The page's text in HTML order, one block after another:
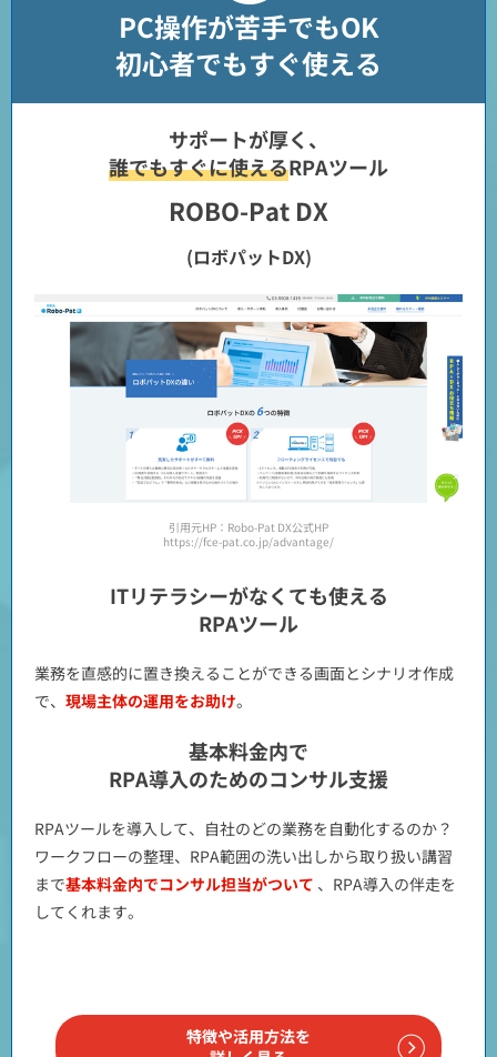
PC操作が苦手でもOK
初心者でもすぐ使える
サポートが厚く、
誰でもすぐに使えるRPAツール
ROBO-Pat DX
(ロボパットDX)
引用元HP：Robo-Pat DX公式HP
https://fce-pat.co.jp/advantage/
ITリテラシーがなくても使える
RPAツール
業務を直感的に置き換えることができる画面とシナリオ作成
で、 現場主体の運用をお助け。
基本料金内で
RPA導入のためのコンサル支援
RPAツールを導入して、自社のどの業務を自動化するのか？
ワークフローの整理、RPA範囲の洗い出しから取り扱い講習
まで基本料金内でコンサル担当がついて 、RPA導入の伴走を
してくれます。
特徴や活用方法を